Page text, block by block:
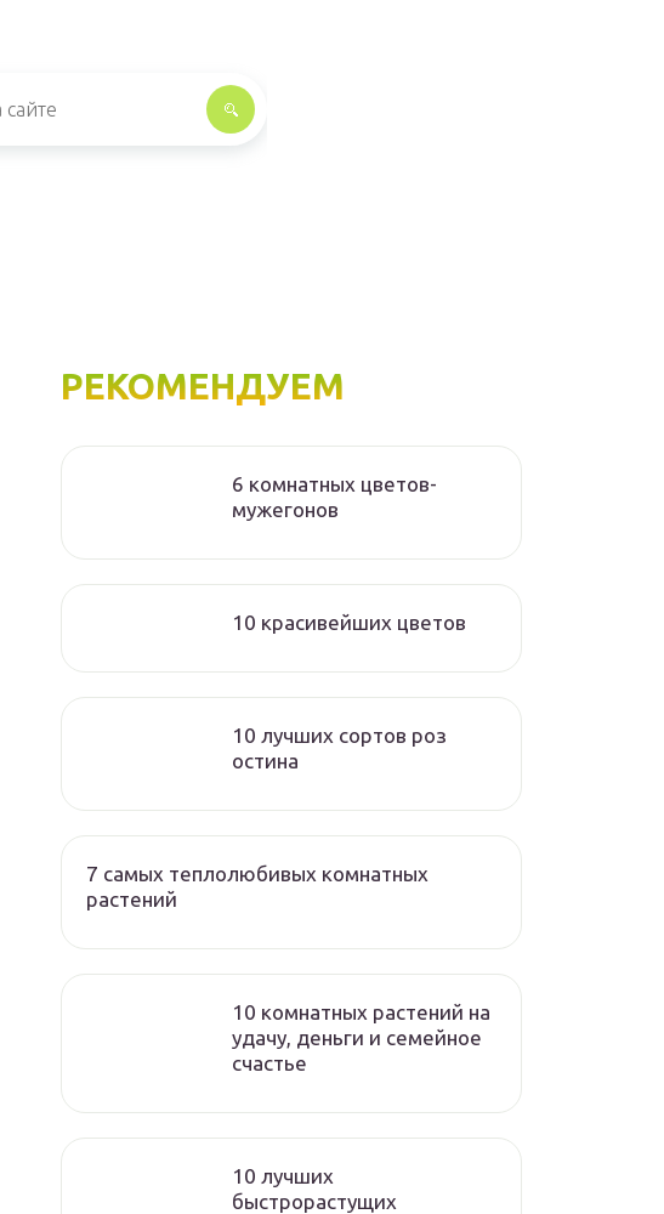
РЕКОМЕНДУЕМ
6 комнатных цветов-
мужегонов
10 красивейших цветов
10 лучших сортов роз
остина
7 самых теплолюбивых комнатных
растений
10 комнатных растений на
удачу, деньги и семейное
счастье
10 лучших
быстрорастущих